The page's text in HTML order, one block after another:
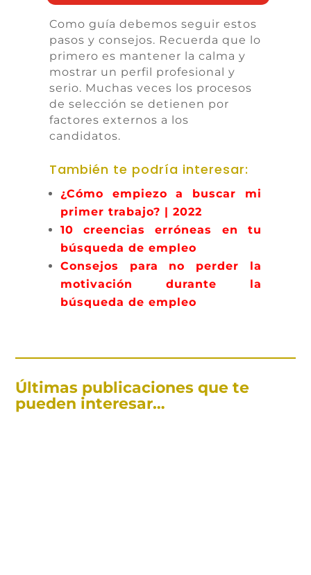
Como guía debemos seguir estos
pasos y consejos. Recuerda que lo
primero es mantener la calma y
mostrar un perfil profesional y
serio. Muchas veces los procesos
de selección se detienen por
factores externos a los
candidatos.
También te podría interesar:
¿Cómo empiezo a buscar mi
primer trabajo? | 2022
10 creencias erróneas en tu
búsqueda de empleo
Consejos para no perder la
motivación durante la
búsqueda de empleo
Últimas publicaciones que te
pueden interesar…